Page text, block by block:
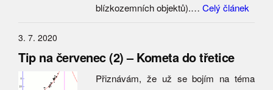
blízkozemních objektů).… Celý článek
3. 7. 2020
Tip na červenec (2) – Kometa do třetice
Přiznávám, že už se bojím na téma